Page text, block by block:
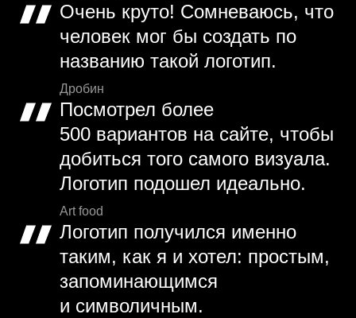
Очень круто! Сомневаюсь, что
человек мог бы создать по
названию такой логотип.
Дробин
Посмотрел более
500 вариантов на сайте, чтобы
добиться того самого визуала.
Логотип подошел идеально.
Art food
Логотип получился именно
таким, как я и хотел: простым,
запоминающимся
и символичным.